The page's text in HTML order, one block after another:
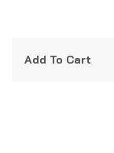
Add To Cart